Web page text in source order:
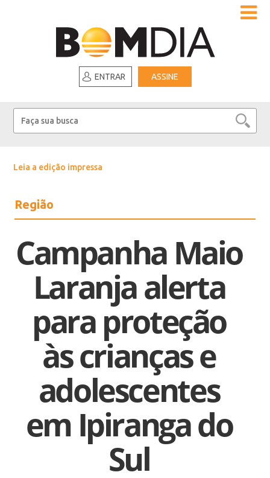
ENTRAR ASSINE
Leia a edição impressa
Região
Campanha Maio
Laranja alerta
para proteção
às crianças e
adolescentes
em Ipiranga do
Sul